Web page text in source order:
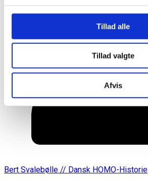
Tillad alle
Tillad valgte
Afvis
Bert Svalebølle // Dansk HOMO-Historie